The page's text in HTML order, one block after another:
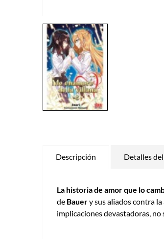
Descripción Detalles
La historia de amor que lo
de Bauery sus aliados contra la
implicaciones devastadoras, no